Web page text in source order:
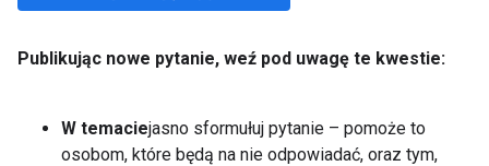
Publikując nowe pytanie, weź pod uwagę te kwestie:
W temaciejasno sformułuj pytanie – pomoże to
osobom, które będą na nie odpowiadać, oraz tym,